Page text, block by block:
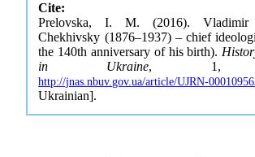
Cite:
Prelovska, I. M. (2016). Vladimir
Chekhivsky (1876–1937) – chief
the 140th anniversary of his birth).
in Ukraine, 1,
http://jnas.nbuv.gov.ua/article/UJRN-
Ukrainian].